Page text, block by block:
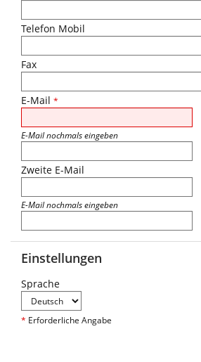
Telefon Mobil
Fax
E-Mail *
E-Mail nochmals eingeben
Zweite E-Mail
E-Mail nochmals eingeben
Einstellungen
Sprache
* Erforderliche Angabe